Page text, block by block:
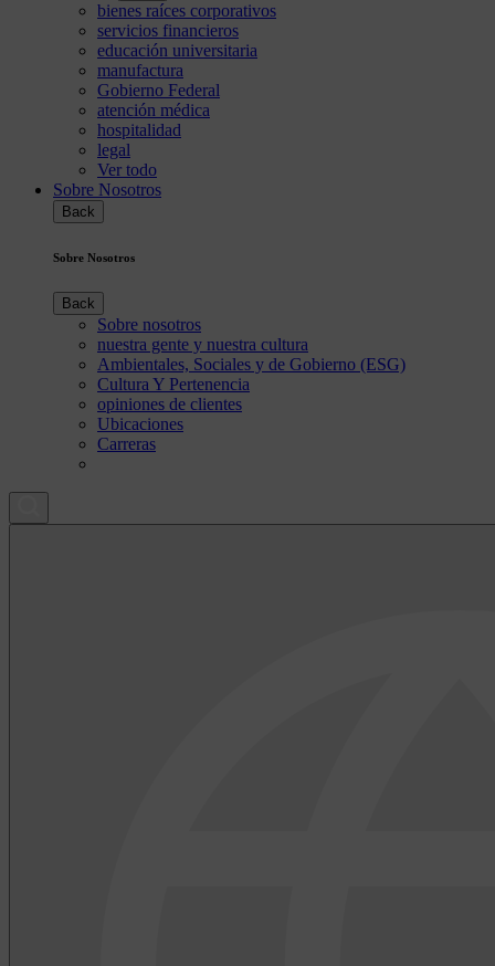
bienes raíces corporativos
servicios financieros
educación universitaria
manufactura
Gobierno Federal
atención médica
hospitalidad
legal
Ver todo
Sobre Nosotros
Back
Sobre Nosotros
Back
Sobre nosotros
nuestra gente y nuestra cultura
Ambientales, Sociales y de Gobierno (ESG)
Cultura Y Pertenencia
opiniones de clientes
Ubicaciones
Carreras